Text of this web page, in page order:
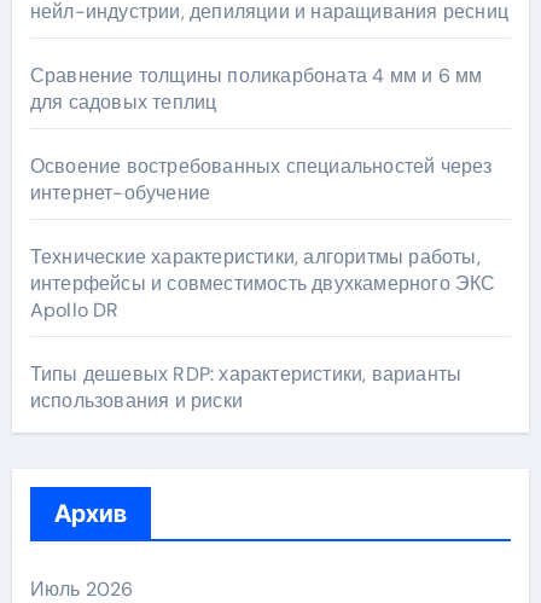
нейл-индустрии, депиляции и наращивания ресниц
Сравнение толщины поликарбоната 4 мм и 6 мм
для садовых теплиц
Освоение востребованных специальностей через
интернет-обучение
Технические характеристики, алгоритмы работы,
интерфейсы и совместимость двухкамерного ЭКС
Apollo DR
Типы дешевых RDP: характеристики, варианты
использования и риски
Архив
Июль 2026